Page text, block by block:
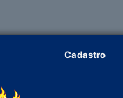
Cadastro